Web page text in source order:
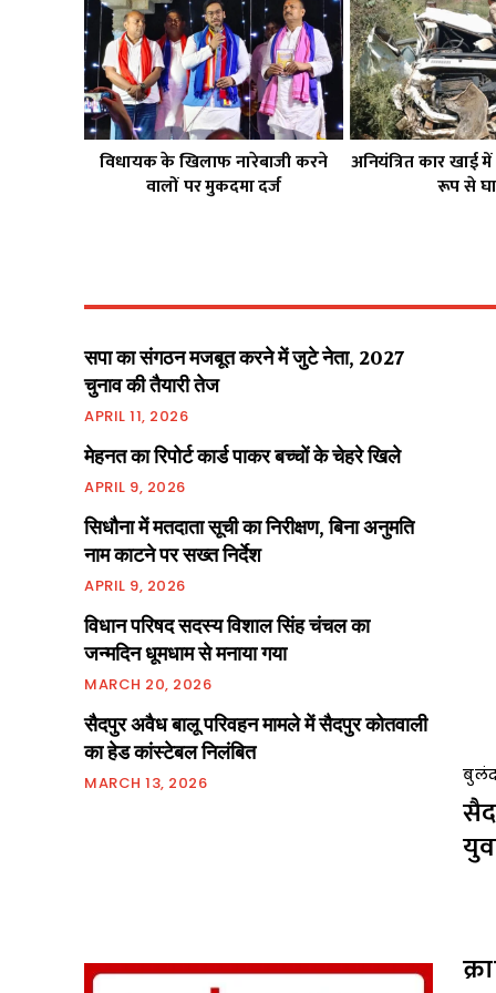
विधायक के खिलाफ नारेबाजी करने
वालों पर मुकदमा दर्ज
अनियंत्रित कार खाई
रूप से
सपा का संगठन मजबूत करने में जुटे नेता, 2027
चुनाव की तैयारी तेज
APRIL 11, 2026
मेहनत का रिपोर्ट कार्ड पाकर बच्चों के चेहरे खिले
APRIL 9, 2026
सिधौना में मतदाता सूची का निरीक्षण, बिना अनुमति
नाम काटने पर सख्त निर्देश
APRIL 9, 2026
विधान परिषद सदस्य विशाल सिंह चंचल का
जन्मदिन धूमधाम से मनाया गया
MARCH 20, 2026
सैदपुर अवैध बालू परिवहन मामले में सैदपुर कोतवाली
का हेड कांस्टेबल निलंबित
MARCH 13, 2026 बुलंद